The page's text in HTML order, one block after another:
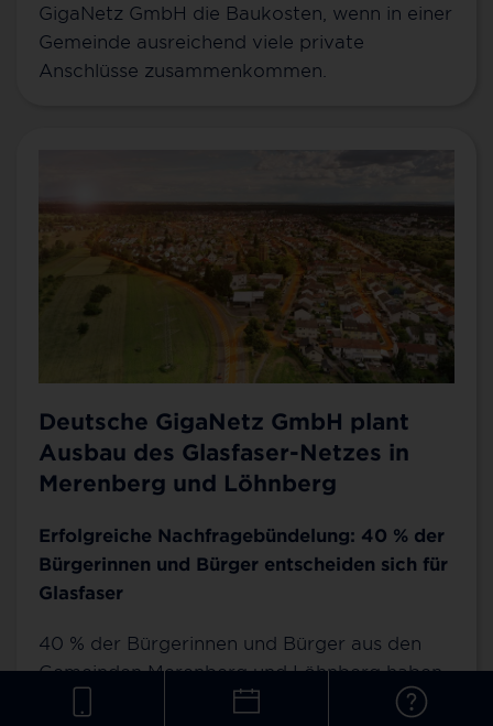
GigaNetz GmbH die Baukosten, wenn in einer
Gemeinde ausreichend viele private
Anschlüsse zusammenkommen.
Deutsche GigaNetz GmbH plant
Ausbau des Glasfaser-Netzes in
Merenberg und Löhnberg
Erfolgreiche Nachfragebündelung: 40 % der
Bürgerinnen und Bürger entscheiden sich für
Glasfaser
40 % der Bürgerinnen und Bürger aus den
Gemeinden Merenberg und Löhnberg haben
sich für einen Anschluss der Deutschen